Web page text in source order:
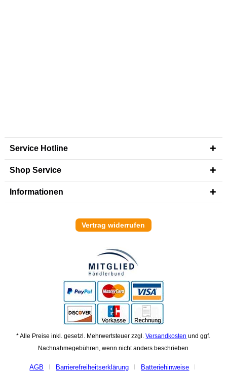
Service Hotline
Shop Service
Informationen
Vertrag widerrufen
* Alle Preise inkl. gesetzl. Mehrwertsteuer zzgl.Versandkosten und ggf.
Nachnahmegebühren, wenn nicht anders beschrieben
AGB Barrierefreiheitserklärung Batteriehinweise